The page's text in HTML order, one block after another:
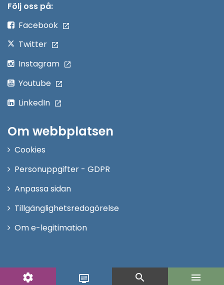
settings display_settings search menu
Följ oss på:
Facebook
Twitter
Instagram
Youtube
LinkedIn
Om webbplatsen
Cookies
Personuppgifter - GDPR
Anpassa sidan
Tillgänglighetsredogörelse
Om e-legitimation